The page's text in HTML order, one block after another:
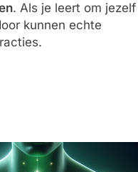
. Als je leert om jezelf
kunnen echte